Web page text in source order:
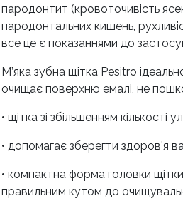
пародонтит (кровоточивість
пародонтальних кишень,
все це є показаннями до
М’яка зубна щітка Pesitro
очищає поверхню емалі, не
• щітка зі збільшенням
• допомагає зберегти здоров’я
• компактна форма головки
правильним кутом до